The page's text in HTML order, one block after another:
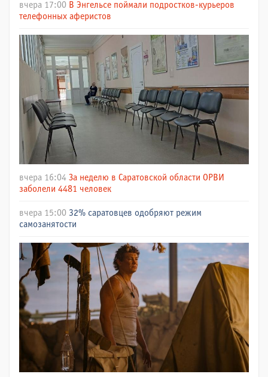
вчера 17:00 В Энгельсе поймали подростков-курьеров
телефонных аферистов
вчера 16:04 За неделю в Саратовской области ОРВИ
заболели 4481 человек
вчера 15:00 32% саратовцев одобряют режим
самозанятости